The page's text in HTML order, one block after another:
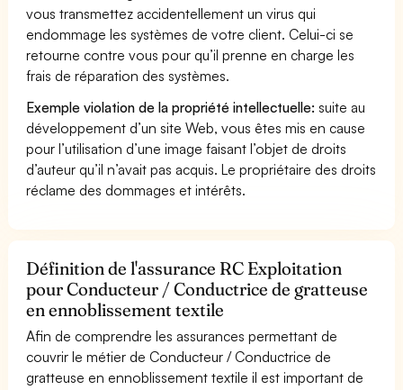
vous transmettez accidentellement un virus qui
endommage les systèmes de votre client. Celui-ci se
retourne contre vous pour qu’il prenne en charge les
frais de réparation des systèmes.
Exemple violation de la propriété intellectuelle: suite au
développement d’un site Web, vous êtes mis en cause
pour l’utilisation d’une image faisant l’objet de droits
d’auteur qu’il n’avait pas acquis. Le propriétaire des droits
réclame des dommages et intérêts.
Définition de l'assurance RC Exploitation
pour Conducteur / Conductrice de gratteuse
en ennoblissement textile
Afin de comprendre les assurances permettant de
couvrir le métier de Conducteur / Conductrice de
gratteuse en ennoblissement textile il est important de